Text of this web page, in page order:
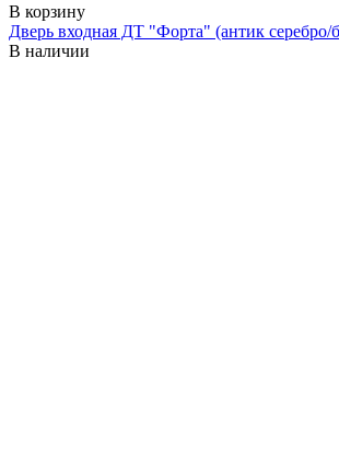
В корзину
Дверь входная ДТ "Форта" (антик
В наличии